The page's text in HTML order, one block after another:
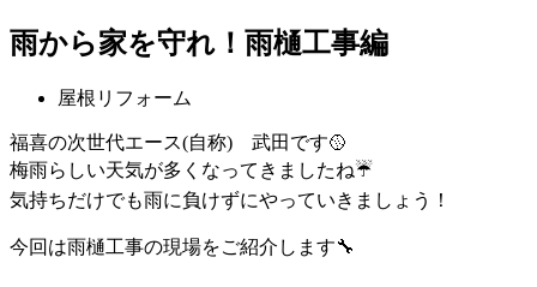
雨から家を守れ！雨樋工事編
屋根リフォーム
福喜の次世代エース(自称) 武田です🥎
梅雨らしい天気が多くなってきましたね☔
気持ちだけでも雨に負けずにやっていきましょう！
今回は雨樋工事の現場をご紹介します🔧